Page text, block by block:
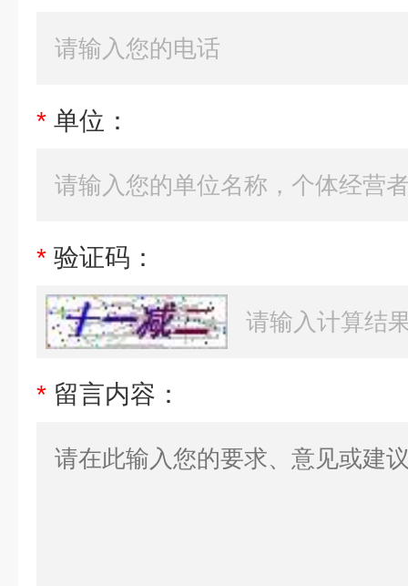
* 单位：
* 验证码：
* 留言内容：